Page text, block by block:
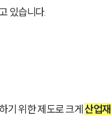
있습니다.
기 위한 제도로 크게 산업